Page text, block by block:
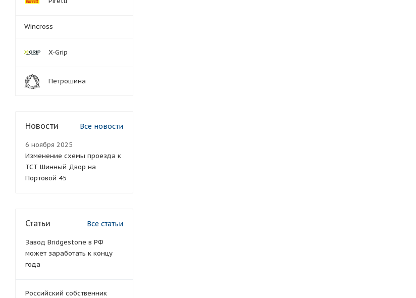
Wincross
X-Grip
Петрошина
Новости Все новости
6 ноября 2025
Изменение схемы проезда к
ТСТ Шинный Двор на
Портовой 45
Статьи Все статьи
Завод Bridgestone в РФ
может заработать к концу
года
Российский собственник